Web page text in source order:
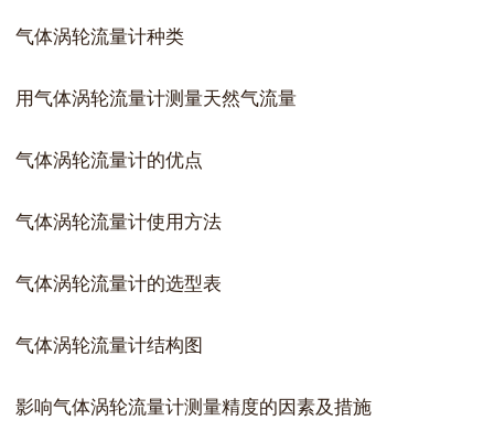
气体涡轮流量计种类
用气体涡轮流量计测量天然气流量
气体涡轮流量计的优点
气体涡轮流量计使用方法
气体涡轮流量计的选型表
气体涡轮流量计结构图
影响气体涡轮流量计测量精度的因素及措施